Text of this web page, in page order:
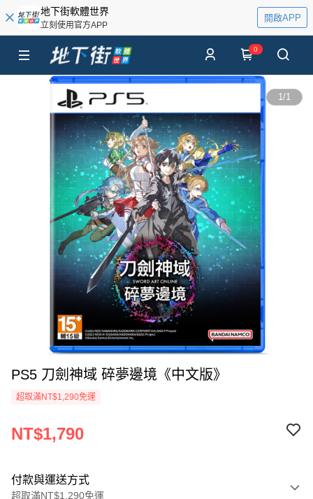
地下街軟體世界
立刻使用官方APP
開啟APP
0
1/1
PS5 刀劍神域 碎夢邊境《中文版》
超取滿NT$1,290免運
NT$1,790
付款與運送方式
超取滿NT$1,290免運